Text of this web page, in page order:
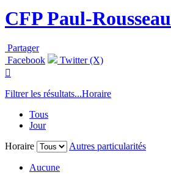
CFP Paul-Rousseau
Partager
Facebook
Twitter (X)

Filtrer les résultats...Horaire
Tous
Jour
Horaire
Autres particularités
Aucune